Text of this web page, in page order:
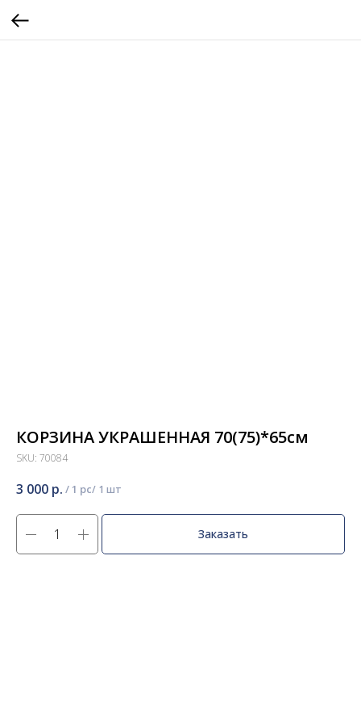
КОРЗИНА УКРАШЕННАЯ 70(75)*65см
SKU: 70084
3 000 р. / 1 pc
Заказать